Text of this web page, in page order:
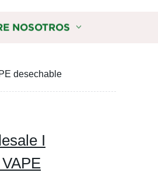
NOSOTROS
desechable
I